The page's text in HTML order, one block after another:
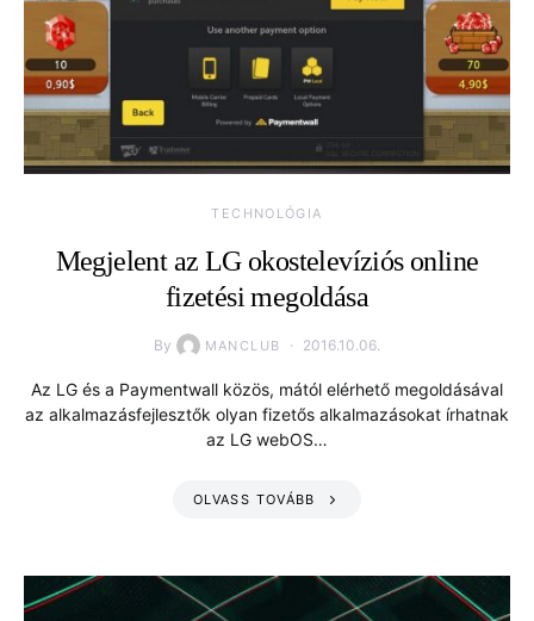
TECHNOLÓGIA
Megjelent az LG okostelevíziós online
fizetési megoldása
By MANCLUB 2016.10.06.
Az LG és a Paymentwall közös, mától elérhető megoldásával
az alkalmazásfejlesztők olyan fizetős alkalmazásokat írhatnak
az LG webOS…
OLVASS TOVÁBB